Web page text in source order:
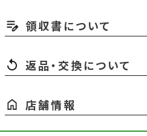
領収書について
返品・交換について
店舗情報